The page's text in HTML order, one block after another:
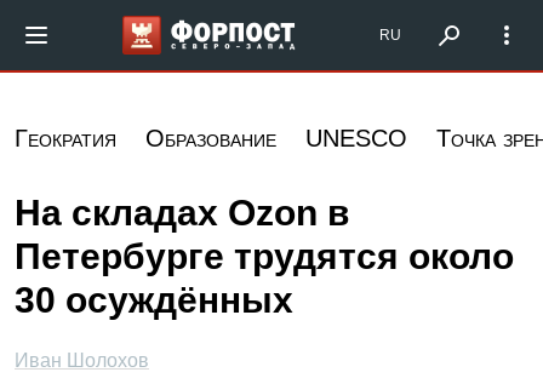
Перейти к основному содержанию
Форпост Северо-Запад
RU
Геократия Образование UNESCO Точка
На складах Ozon в
Петербурге трудятся около
30 осуждённых
Иван Шолохов